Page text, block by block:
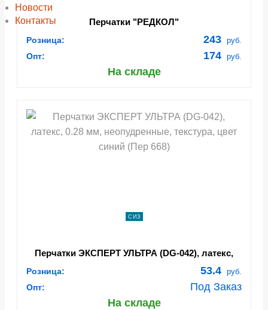
Новости
Контакты
Перчатки "РЕДКОЛ"
Розница: 243 руб.
Опт: 174 руб.
На складе
СИЗ
Перчатки ЭКСПЕРТ УЛЬТРА (DG-042), латекс,
Розница: 53.4 руб.
Опт:
Под Заказ
На складе